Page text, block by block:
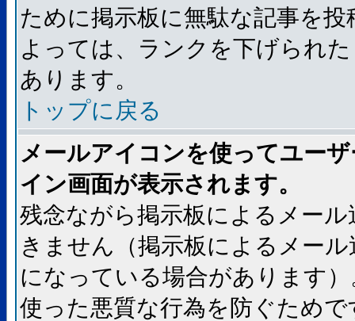
ために掲示板に無駄な記事を
よっては、ランクを下げられ
あります。
トップに戻る
メールアイコンを使ってユー
イン画面が表示されます。
残念ながら掲示板によるメー
きません（掲示板によるメー
になっている場合があります
使った悪質な行為を防ぐためで